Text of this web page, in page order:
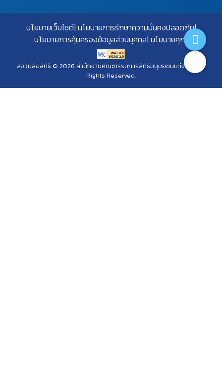
นโยบายเว็บไซต์ นโยบายการรักษาความมั่นคงปลอดภัย
นโยบายการคุ้มครองข้อมูลส่วนบุคคล นโยบายคุกกี้
สงวนลิขสิทธิ์ © 2026 สำนักงานคณะกรรมการสิทธิมนุษยชนแห่งชาติ. All
Rights Reserved.